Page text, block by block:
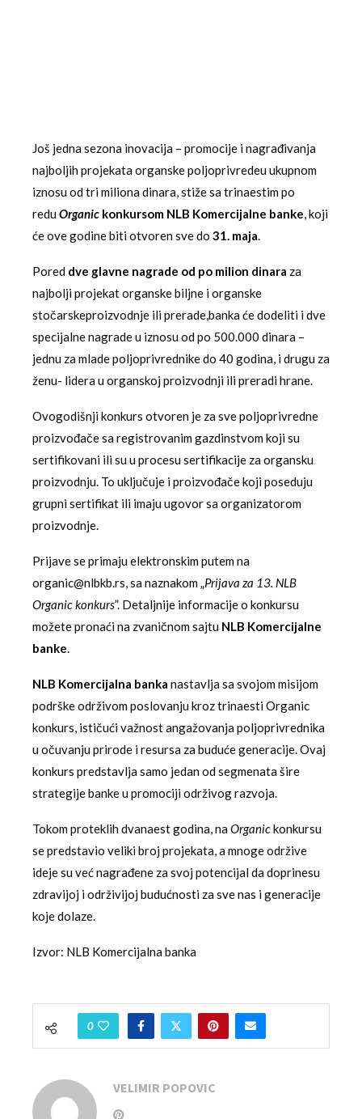
Još jedna sezona inovacija – promocije i nagrađivanja
najboljih projekata organske poljoprivredeu ukupnom
iznosu od tri miliona dinara, stiže sa trinaestim po
reduOrganic konkursom NLB Komercijalne banke, koji
će ove godine biti otvoren sve do 31. maja.
Pored dve glavne nagrade od po milion dinara za
najbolji projekat organske biljne i organske
stočarskeproizvodnje ili prerade,banka će dodeliti i dve
specijalne nagrade u iznosu od po 500.000 dinara –
jednu za mlade poljoprivrednike do 40 godina, i drugu za
ženu- lidera u organskoj proizvodnji ili preradi hrane.
Ovogodišnji konkurs otvoren je za sve poljoprivredne
proizvođače sa registrovanim gazdinstvom koji su
sertifikovani ili su u procesu sertifikacije za organsku
proizvodnju. To uključuje i proizvođače koji poseduju
grupni sertifikat ili imaju ugovor sa organizatorom
proizvodnje.
Prijave se primaju elektronskim putem na
organic@nlbkb.rs, sa naznakom „Prijava za 13. NLB
Organic konkurs”. Detaljnije informacije o konkursu
možete pronaći na zvaničnom sajtu NLB Komercijalne
banke.
NLB Komercijalna banka nastavlja sa svojom misijom
podrške održivom poslovanju kroz trinaesti Organic
konkurs, ističući važnost angažovanja poljoprivrednika
u očuvanju prirode i resursa za buduće generacije. Ovaj
konkurs predstavlja samo jedan od segmenata šire
strategije banke u promociji održivog razvoja.
Tokom proteklih dvanaest godina, naOrganickonkursu
se predstavio veliki broj projekata, a mnoge održive
ideje su već nagrađene za svoj potencijal da doprinesu
zdravijoj i održivijoj budućnosti za sve nas i generacije
koje dolaze.
Izvor: NLB Komercijalna banka
0
VELIMIR POPOVIC